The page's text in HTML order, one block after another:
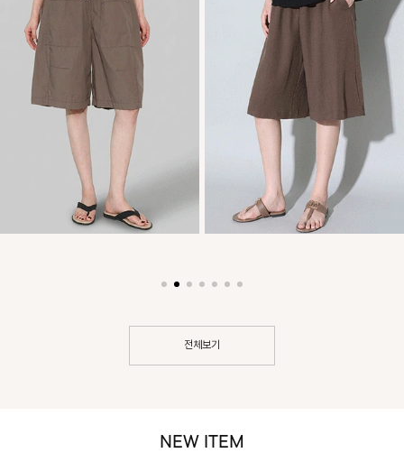
전체보기
NEW ITEM